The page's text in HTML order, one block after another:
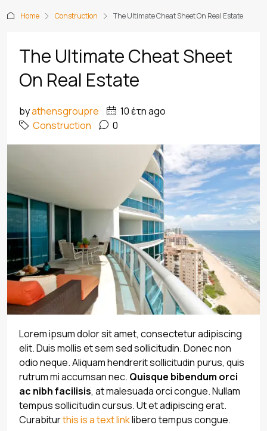
Home Construction The Ultimate Cheat Sheet On Real Estate
The Ultimate Cheat Sheet
On Real Estate
byathensgroupre
10 έτη ago
Construction
0
Lorem ipsum dolor sit amet, consectetur adipiscing
elit. Duis mollis et sem sed sollicitudin. Donec non
odio neque. Aliquam hendrerit sollicitudin purus, quis
rutrum mi accumsan nec. Quisque bibendum orci
ac nibh facilisis, at malesuada orci congue. Nullam
tempus sollicitudin cursus. Ut et adipiscing erat.
Curabiturthis is a text linklibero tempus congue.